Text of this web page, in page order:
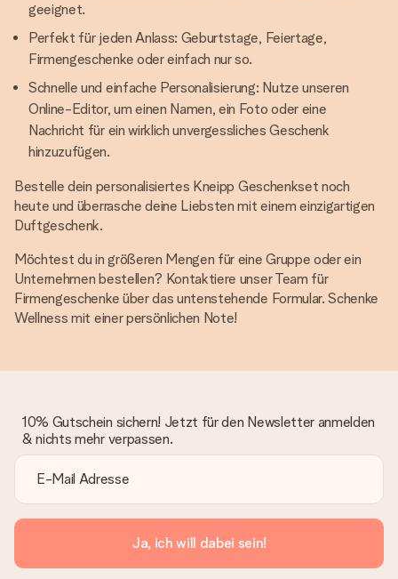
geeignet.
Perfekt für jeden Anlass: Geburtstage, Feiertage,
Firmengeschenke oder einfach nur so.
Schnelle und einfache Personalisierung: Nutze unseren
Online-Editor, um einen Namen, ein Foto oder eine
Nachricht für ein wirklich unvergessliches Geschenk
hinzuzufügen.
Bestelle dein personalisiertes Kneipp Geschenkset noch
heute und überrasche deine Liebsten mit einem einzigartigen
Duftgeschenk.
Möchtest du in größeren Mengen für eine Gruppe oder ein
Unternehmen bestellen? Kontaktiere unser Team für
Firmengeschenke über das untenstehende Formular. Schenke
Wellness mit einer persönlichen Note!
10% Gutschein sichern! Jetzt für den Newsletter anmelden
& nichts mehr verpassen.
Ja, ich will dabei sein!